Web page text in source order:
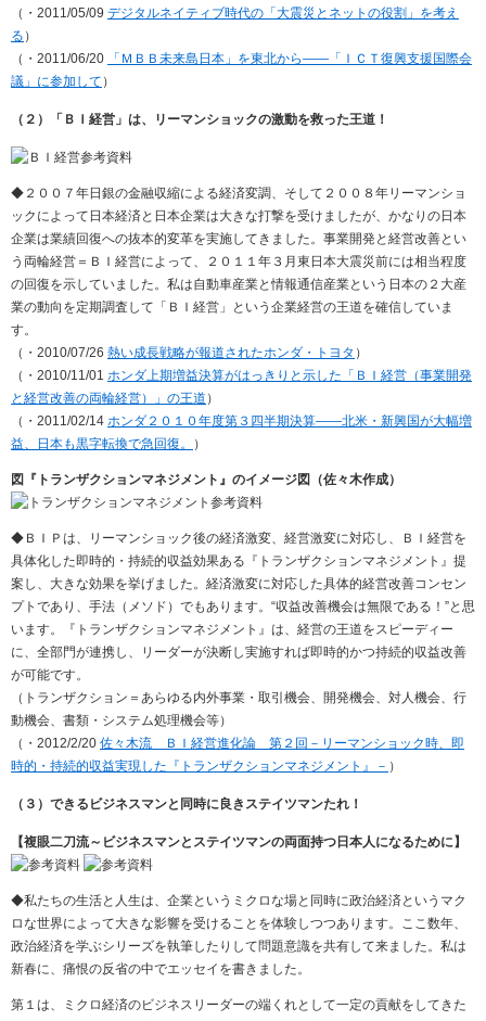
（・2011/05/09 デジタルネイティブ時代の「大震災とネットの役割」を考え
る ）
（・2011/06/20
「ＭＢＢ未来島日本」を東北から――「ＩＣＴ復興支援国際会
議」に参加して ）
（２）「ＢＩ経営」は、リーマンショックの激動を救った王道！
◆２００７年日銀の金融収縮による経済変調、そして２００８年リーマンショ
ックによって日本経済と日本企業は大きな打撃を受けましたが、かなりの日本
企業は業績回復への抜本的変革を実施してきました。事業開発と経営改善とい
う両輪経営＝ＢＩ経営によって、２０１１年３月東日本大震災前には相当程度
の回復を示していました。私は自動車産業と情報通信産業という日本の２大産
業の動向を定期調査して「ＢＩ経営」という企業経営の王道を確信していま
す。
（・2010/07/26 熱い成長戦略が報道されたホンダ・トヨタ ）
（・2010/11/01 ホンダ上期増益決算がはっきりと示した「ＢＩ経営（事業開発
と経営改善の両輪経営）」の王道 ）
（・2011/02/14 ホンダ２０１０年度第３四半期決算――北米・新興国が大幅増
益、日本も黒字転換で急回復。
）
図『トランザクションマネジメント』のイメージ図（佐々木作成）
◆ＢＩＰは、リーマンショック後の経済激変、経営激変に対応し、ＢＩ経営を
具体化した即時的・持続的収益効果ある『トランザクションマネジメント』提
案し、大きな効果を挙げました。経済激変に対応した具体的経営改善コンセン
プトであり、手法（メソド）でもあります。“収益改善機会は無限である！”と思
います。『トランザクションマネジメント』は、経営の王道をスピーディー
に、全部門が連携し、リーダーが決断し実施すれば即時的かつ持続的収益改善
が可能です。
（トランザクション＝あらゆる内外事業・取引機会、開発機会、対人機会、行
動機会、書類・システム処理機会等）
（・2012/2/20 佐々木流 ＢＩ経営進化論 第２回－リーマンショック時、即
時的・持続的収益実現した『トランザクションマネジメント』－ ）
（３）できるビジネスマンと同時に良きステイツマンたれ！
【複眼二刀流～ビジネスマンとステイツマンの両面持つ日本人になるために】
◆私たちの生活と人生は、企業というミクロな場と同時に政治経済というマク
ロな世界によって大きな影響を受けることを体験しつつあります。ここ数年、
政治経済を学ぶシリーズを執筆したりして問題意識を共有して来ました。私は
新春に、痛恨の反省の中でエッセイを書きました。
第１は、ミクロ経済のビジネスリーダーの端くれとして一定の貢献をしてきた